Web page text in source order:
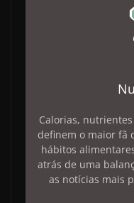
Calorias,
definem o maior fã
hábitos
atrás de uma
as notícias mais